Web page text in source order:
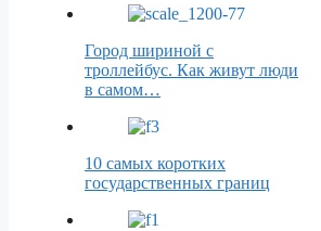
Город шириной с
троллейбус. Как живут люди
в самом…
10 самых коротких
государственных границ